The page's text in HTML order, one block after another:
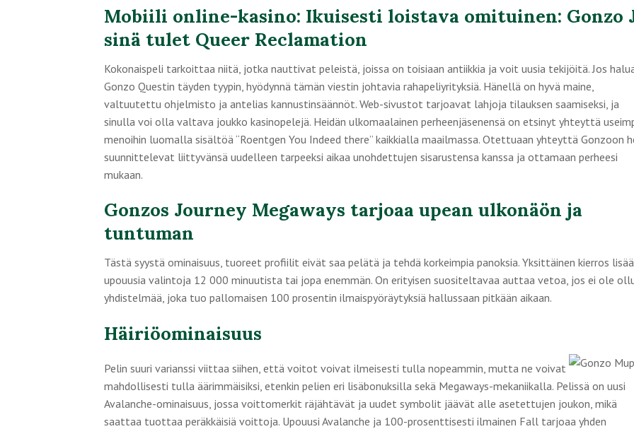
Mobiili online-kasino: Ikuisesti loistava omituinen: Gonzo
sinä tulet Queer Reclamation
Kokonaispeli tarkoittaa niitä, jotka nauttivat peleistä, joissa on toisiaan antiikkia ja voit uusia tekijöitä. Jos
Gonzo Questin täyden tyypin, hyödynnä tämän viestin johtavia rahapeliyrityksiä. Hänellä on hyvä maine,
valtuutettu ohjelmisto ja antelias kannustinsäännöt. Web-sivustot tarjoavat lahjoja tilauksen saamiseksi, ja
sinulla voi olla valtava joukko kasinopelejä. Heidän ulkomaalainen perheenjäsenensä on etsinyt yhteyttä
menoihin luomalla sisältöä “Roentgen You Indeed there” kaikkialla maailmassa. Otettuaan yhteyttä Gonzoon
suunnittelevat liittyvänsä uudelleen tarpeeksi aikaa unohdettujen sisarustensa kanssa ja ottamaan perheesi
mukaan.
Gonzos Journey Megaways tarjoaa upean ulkonäön ja
tuntuman
Tästä syystä ominaisuus, tuoreet profiilit eivät saa pelätä ja tehdä korkeimpia panoksia. Yksittäinen kierros lisää
upouusia valintoja 12 000 minuutista tai jopa enemmän. On erityisen suositeltavaa auttaa vetoa, jos ei ole
yhdistelmää, joka tuo pallomaisen 100 prosentin ilmaispyöräytyksiä hallussaan pitkään aikaan.
Häiriöominaisuus
Pelin suuri varianssi viittaa siihen, että voitot voivat ilmeisesti tulla nopeammin, mutta ne voivat
mahdollisesti tulla äärimmäisiksi, etenkin pelien eri lisäbonuksilla sekä Megaways-mekaniikalla. Pelissä on uusi
Avalanche-ominaisuus, jossa voittomerkit räjähtävät ja uudet symbolit jäävät alle asetettujen joukon, mikä
saattaa tuottaa peräkkäisiä voittoja. Upouusi Avalanche ja 100-prosenttisesti ilmainen Fall tarjoaa yhden